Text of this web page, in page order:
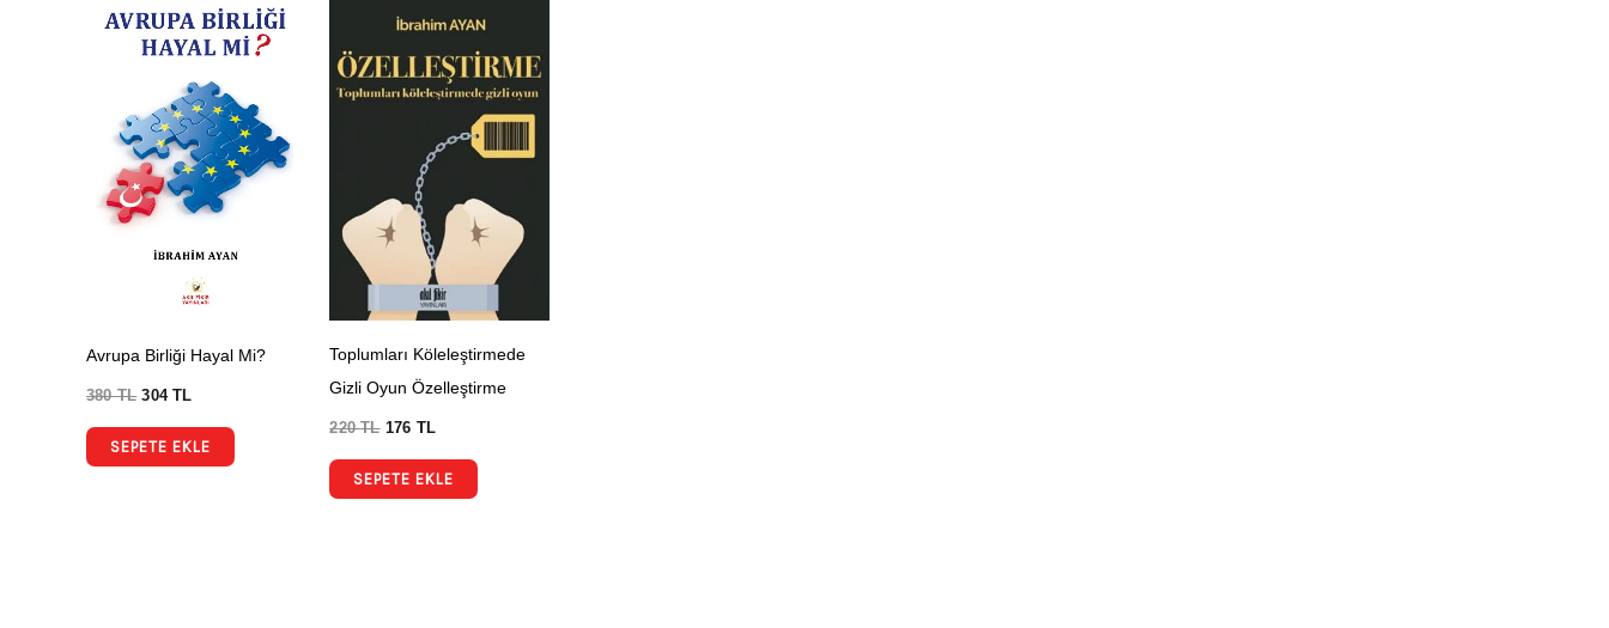
Avrupa Birliği Hayal Mi?
380TL 304TL
SEPETE EKLE
Toplumları Köleleştirmede
Gizli Oyun Özelleştirme
220TL 176 TL
SEPETE EKLE